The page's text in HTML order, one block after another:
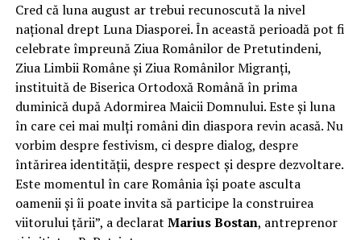
Cred că luna august ar trebui recunoscută la nivel
național drept Luna Diasporei. În această perioadă pot fi
celebrate împreună Ziua Românilor de Pretutindeni,
Ziua Limbii Române și Ziua Românilor Migranți,
instituită de Biserica Ortodoxă Română în prima
duminică după Adormirea Maicii Domnului. Este și luna
în care cei mai mulți români din diaspora revin acasă. Nu
vorbim despre festivism, ci despre dialog, despre
întărirea identității, despre respect și despre dezvoltare.
Este momentul în care România își poate asculta
oamenii și îi poate invita să participe la construirea
viitorului țării”, a declarat Marius Bostan, antreprenor